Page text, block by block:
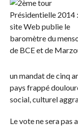
un mandat de cinq
pays frappé
social, culturel
Le vote ne sera pas